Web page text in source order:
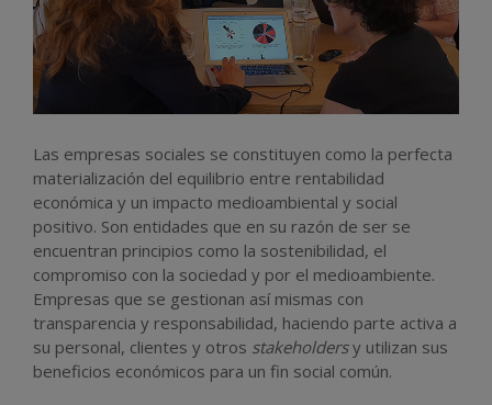
Las empresas sociales se constituyen como la perfecta
materialización del equilibrio entre rentabilidad
económica y un impacto medioambiental y social
positivo. Son entidades que en su razón de ser se
encuentran principios como la sostenibilidad, el
compromiso con la sociedad y por el medioambiente.
Empresas que se gestionan así mismas con
transparencia y responsabilidad, haciendo parte activa a
su personal, clientes y otros stakeholdersy utilizan sus
beneficios económicos para un fin social común.